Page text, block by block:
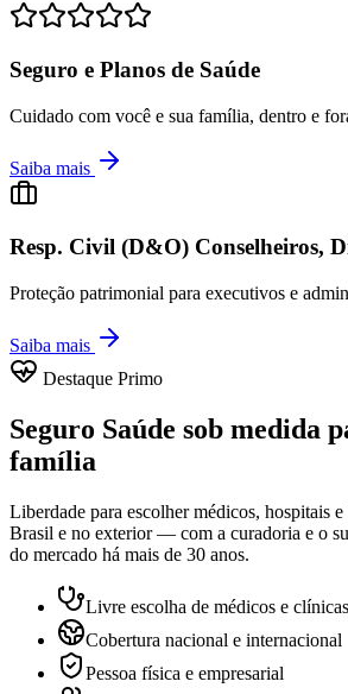
Seguro e Planos de Saúde
Cuidado com você e sua família, dentro e
Saiba mais
Resp. Civil (D&O) Conselheiros,
Proteção patrimonial para executivos e
Saiba mais
Destaque Primo
Seguro Saúde sob medida
família
Liberdade para escolher médicos, hospitais
Brasil e no exterior — com a curadoria e o
do mercado há mais de 30 anos.
Livre escolha de médicos e clínicas
Cobertura nacional e internacional
Pessoa física e empresarial